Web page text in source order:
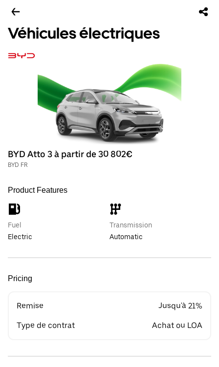
Véhicules électriques
BYD Atto 3 à partir de 30 802€
BYD FR
Product Features
Fuel
Electric
Transmission
Automatic
Pricing
Remise Jusqu'à 21%
Type de contrat Achat ou LOA